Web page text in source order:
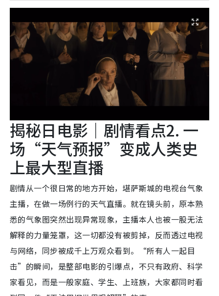
揭秘日电影｜剧情看点2. 一
场“天气预报”变成人类史
上最大型直播
剧情从一个很日常的地方开始，堪萨斯城的电视台气象
主播，在做一场例行的天气直播。就在镜头前，原本熟
悉的气象图突然出现异常现象，主播本人也被一股无法
解释的力量笼罩，这一切都没有被剪掉，反而透过电视
与网络，同步被成千上万观众看到。“所有人一起目
击”的瞬间，是整部电影的引爆点，不只有政府、科学
家看见，而是一般家庭、学生、上班族，大家都同时看